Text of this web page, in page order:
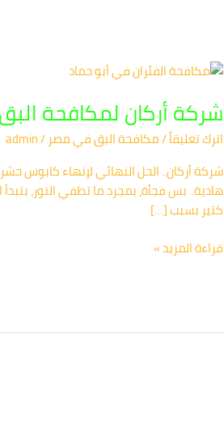
شركة أركان لمكافحة البق فى المنصورة
اترك تعليقاً/مكافحة البق​ في مصر/
admin
هادية.. بس فجأة، بمجرد ما تطفي النور،
كتير بسبب […]
شركة
لمكافحة
البق
فى
المنصورة
01091560420
–
تخلص
من
حشرات
قراءة المزيد »